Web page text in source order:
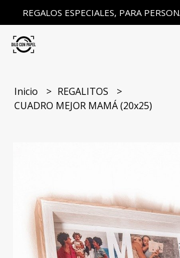
REGALOS ESPECIALES, PARA
Inicio
REGALITOS
CUADRO MEJOR MAMÁ (20x25)